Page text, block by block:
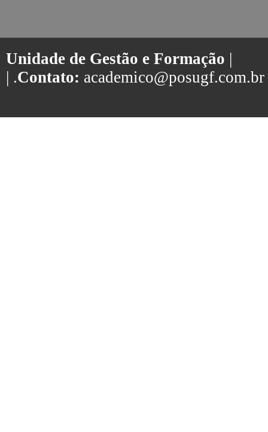
Unidade de Gestão e Formação |
| .Contato: academico@posugf.com.br